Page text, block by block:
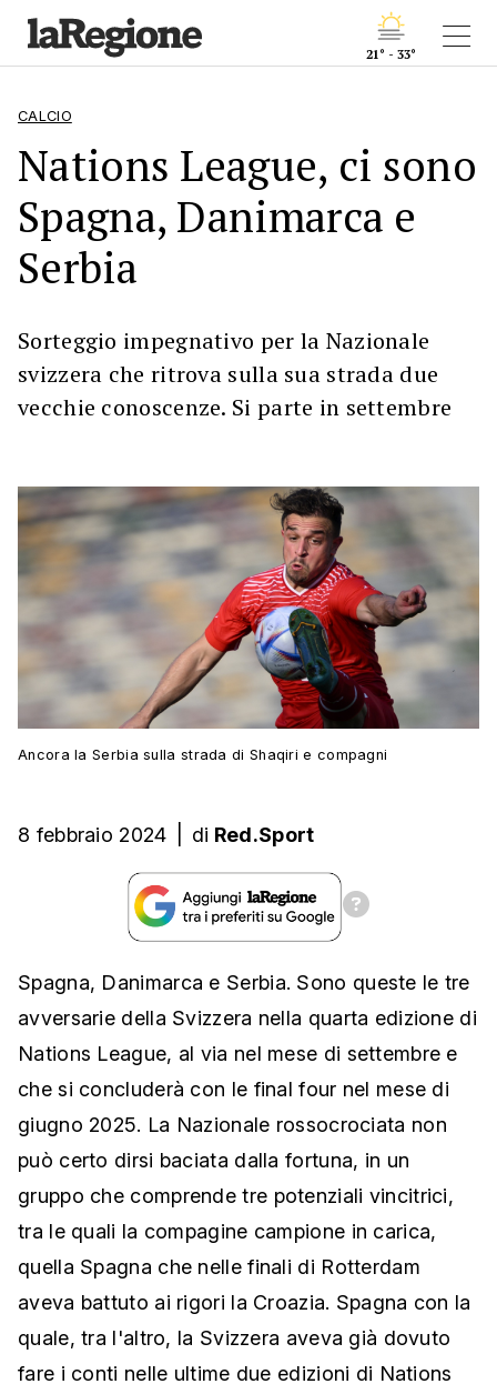
21° - 33°
CALCIO
Nations League, ci sono
Spagna, Danimarca e
Serbia
Sorteggio impegnativo per la Nazionale
svizzera che ritrova sulla sua strada due
vecchie conoscenze. Si parte in settembre
Ancora la Serbia sulla strada di Shaqiri e compagni
8 febbraio 2024 di Red.Sport
Spagna, Danimarca e Serbia. Sono queste le tre
avversarie della Svizzera nella quarta edizione di
Nations League, al via nel mese di settembre e
che si concluderà con le final four nel mese di
giugno 2025. La Nazionale rossocrociata non
può certo dirsi baciata dalla fortuna, in un
gruppo che comprende tre potenziali vincitrici,
tra le quali la compagine campione in carica,
quella Spagna che nelle finali di Rotterdam
aveva battuto ai rigori la Croazia. Spagna con la
quale, tra l'altro, la Svizzera aveva già dovuto
fare i conti nelle ultime due edizioni di Nations